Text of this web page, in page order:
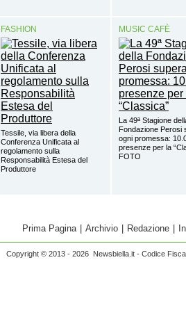
FASHION
Tessile, via libera della
Conferenza Unificata al
regolamento sulla
Responsabilità Estesa del
Produttore
MUSIC CAFÈ
La 49ª Stagione
Fondazione Perosi
ogni promessa:
presenze per la
FOTO
Prima Pagina Archivio Redazione
Copyright © 2013 - 2026 Newsbiella.it - Codice